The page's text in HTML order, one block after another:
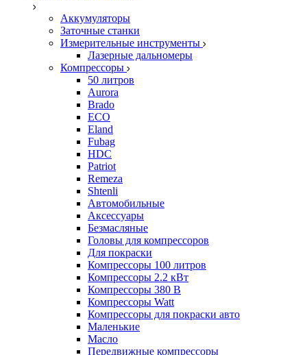
Аккумуляторы
Заточные станки
Измерительные инструменты
Лазерные дальномеры
Компрессоры
50 литров
Aurora
Brado
ECO
Eland
Fubag
HDC
Patriot
Remeza
Shtenli
Автомобильные
Аксессуары
Безмасляные
Головы для компрессоров
Для покраски
Компрессоры 100 литров
Компрессоры 2.2 кВт
Компрессоры 380 В
Компрессоры Watt
Компрессоры для покраски авто
Маленькие
Масло
Передвижные компрессоры